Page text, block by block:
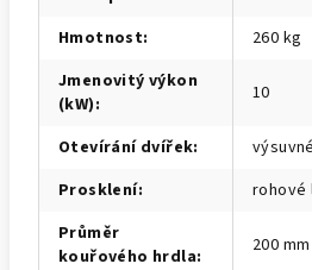
Hmotnost:
260 kg
Jmenovitý výkon
(kW): 10
Otevírání dvířek:
výsuvné
Prosklení:
rohové
Průměr
kouřového hrdla: 200 mm